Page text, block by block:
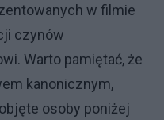
w filmie
czynów
Warto pamiętać, że
kanonicznym,
osoby poniżej